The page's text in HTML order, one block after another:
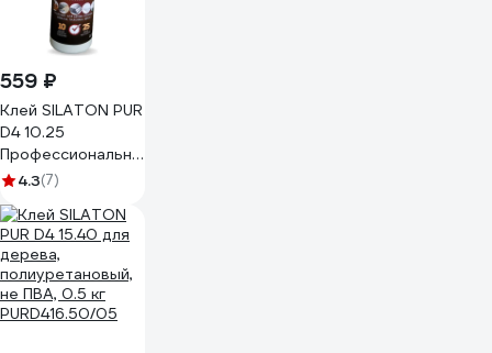
559 ₽
Клей SILATON PUR
D4 10.25
Профессиональный
столярный,
для дерева, 0.5 кг
PURD410.25/05
4.3(7)